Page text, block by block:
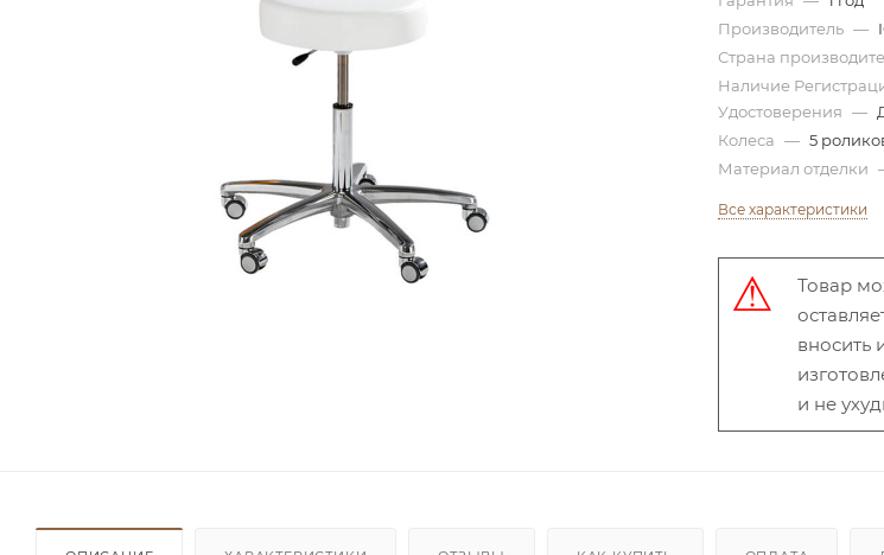
Производитель —
Страна
Наличие
Удостоверения —
Колеса — 5
Материал отделки
Все характеристики
Товар
вносить
и не